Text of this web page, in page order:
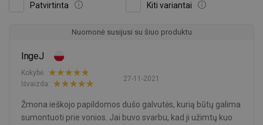
Patvirtinta Kiti variantai
Nuomonė susijusi su šiuo produktu
IngeJ
27-11-2021
Kokybė:
Išvaizda:
Žmona ieškojo papildomos dušo galvutės, kurią būtų galima
sumontuoti prie vonios. Jai buvo svarbu, kad ji užimtų kuo